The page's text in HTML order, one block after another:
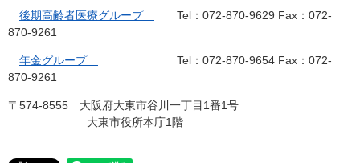
後期高齢者医療グループ
Tel：072-870-9629 Fax：072-
870-9261
年金グループ
Tel：072-870-9654 Fax：072-
870-9261
〒574-8555 大阪府大東市谷川一丁目1番1号
大東市役所本庁1階